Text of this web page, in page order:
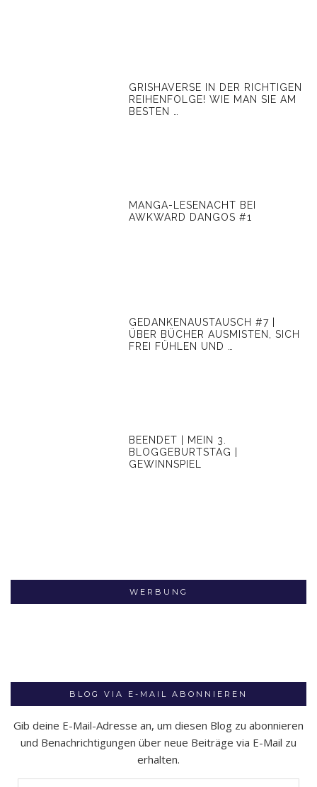
GRISHAVERSE IN DER RICHTIGEN
REIHENFOLGE! WIE MAN SIE AM
BESTEN …
MANGA-LESENACHT BEI
AWKWARD DANGOS #1
GEDANKENAUSTAUSCH #7 |
ÜBER BÜCHER AUSMISTEN, SICH
FREI FÜHLEN UND …
BEENDET | MEIN 3.
BLOGGEBURTSTAG |
GEWINNSPIEL
WERBUNG
BLOG VIA E-MAIL ABONNIEREN
Gib deine E-Mail-Adresse an, um diesen Blog zu abonnieren
und Benachrichtigungen über neue Beiträge via E-Mail zu
erhalten.